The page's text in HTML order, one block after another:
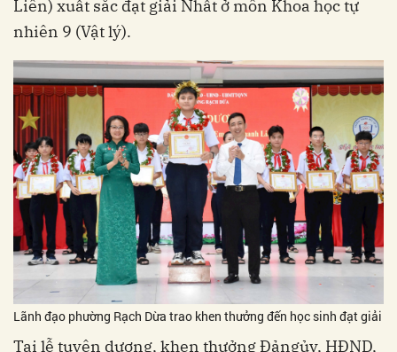
Liên) xuất sắc đạt giải Nhất ở môn Khoa học tự
nhiên 9 (Vật lý).
Lãnh đạo phường Rạch Dừa trao khen thưởng đến học sinh đạt giải
Tại lễ tuyên dương, khen thưởng Đảngủy, HĐND,